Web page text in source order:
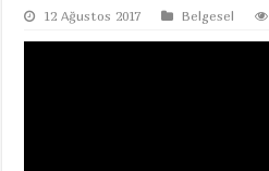
12 Ağustos 2017 Belgesel